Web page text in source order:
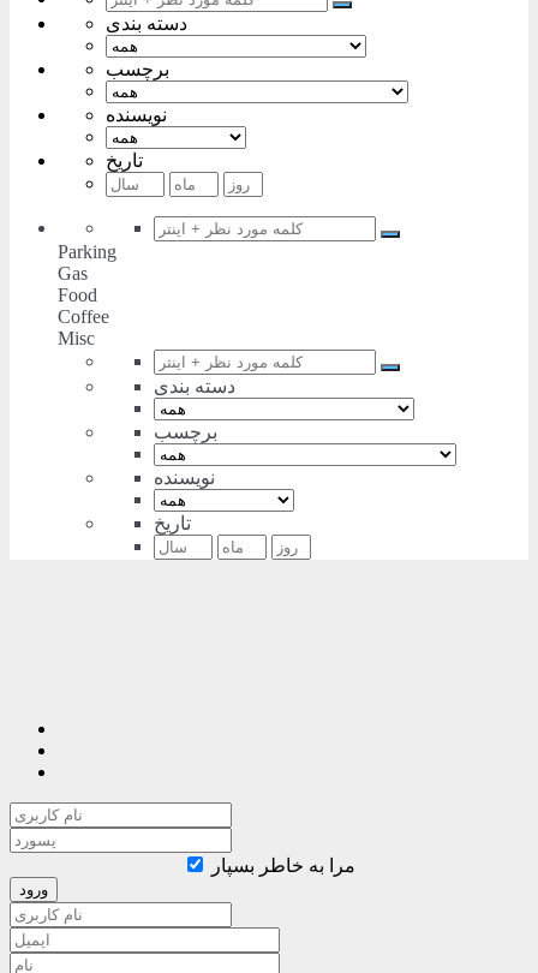
دسته بندی
برچسب
نویسنده
تاریخ
Parking
Gas
Food
Coffee
Misc
دسته بندی
برچسب
نویسنده
تاریخ
مرا به خاطر بسپار